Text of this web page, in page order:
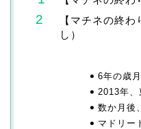
【マチネの終
し）
6年の歳月
2013年、
数か月後
マドリー